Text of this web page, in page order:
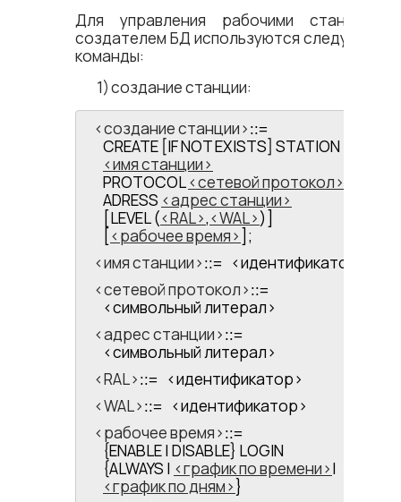
Для управления рабочими станциями
создателем БД используются следующие
команды:
создание станции:
<​создание станции​> ::=
CREATE [IF NOT EXISTS] STATION
имя станции
PROTOCOL сетевой протокол
ADRESS
адрес станции
[LEVEL ( RAL , WAL )]
[
рабочее время
];
<​имя станции​> ::=
<​идентификатор​>
<​сетевой протокол​> ::=
<​символьный литерал​>
<​адрес станции​> ::=
<​символьный литерал​>
<​RAL​> ::=
<​идентификатор​>
<​WAL​> ::=
<​идентификатор​>
<​рабочее время​> ::=
{ENABLE | DISABLE} LOGIN
{ALWAYS |
график по времени |
график по дням }